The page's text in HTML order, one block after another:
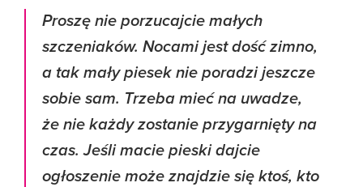
Proszę nie porzucajcie małych
szczeniaków. Nocami jest dość zimno,
a tak mały piesek nie poradzi jeszcze
sobie sam. Trzeba mieć na uwadze,
że nie każdy zostanie przygarnięty na
czas. Jeśli macie pieski dajcie
ogłoszenie może znajdzie się ktoś, kto